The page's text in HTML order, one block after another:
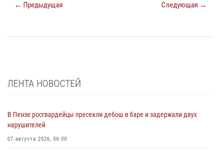
← Предыдущая Следующая →
ЛЕНТА НОВОСТЕЙ
В Пензе росгвардейцы пресекли дебош в баре и задержали двух
нарушителей
07 августа 2026, 06:00